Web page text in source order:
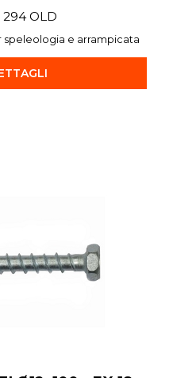
294 OLD
speleologia e arrampicata